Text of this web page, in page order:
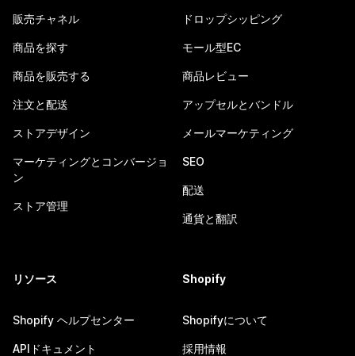
販売チャネル
商品を探す
商品を販売する
注文と配送
ストアデザイン
マーケティングとコンバージョ
ン
ストア管理
ドロップシッピング
モール型EC
商品レビュー
アップセルとバンドル
メールマーケティング
SEO
配送
通貨と翻訳
リソース
Shopify ヘルプセンター
APIドキュメント
Shopify
Shopifyについて
採用情報